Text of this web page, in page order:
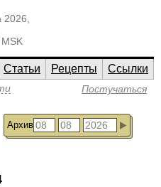
2026,
Статьи Рецепты
Ссылки
Постучаться
Архив